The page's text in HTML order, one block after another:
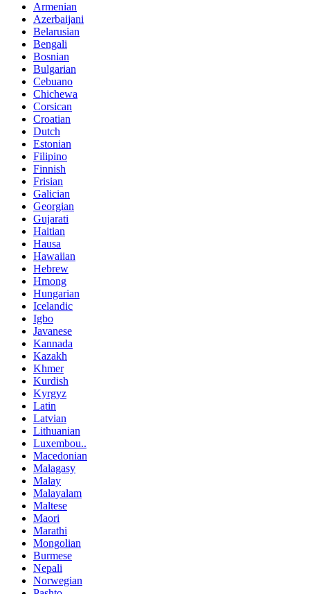
Armenian
Azerbaijani
Belarusian
Bengali
Bosnian
Bulgarian
Cebuano
Chichewa
Corsican
Croatian
Dutch
Estonian
Filipino
Finnish
Frisian
Galician
Georgian
Gujarati
Haitian
Hausa
Hawaiian
Hebrew
Hmong
Hungarian
Icelandic
Igbo
Javanese
Kannada
Kazakh
Khmer
Kurdish
Kyrgyz
Latin
Latvian
Lithuanian
Luxembou..
Macedonian
Malagasy
Malay
Malayalam
Maltese
Maori
Marathi
Mongolian
Burmese
Nepali
Norwegian